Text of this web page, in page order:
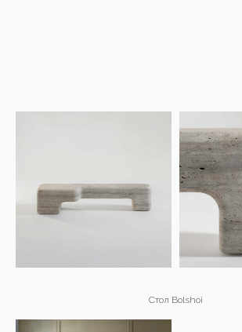
Стол Bolshoi